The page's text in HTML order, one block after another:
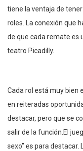
tiene la ventaja de
roles. La conexión que
de que cada remate es
teatro Picadilly.
Cada rol está muy bien
en reiteradas
destacar, pero que se
salir de la función.El
sexo” es para